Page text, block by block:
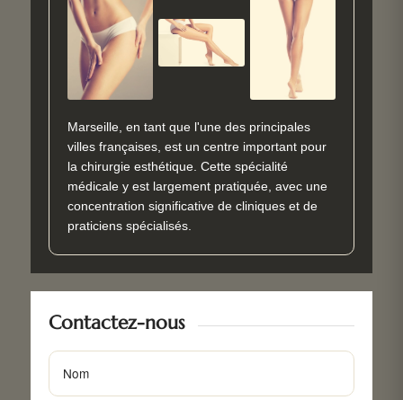
Marseille, en tant que l'une des principales
villes françaises, est un centre important pour
la chirurgie esthétique. Cette spécialité
médicale y est largement pratiquée, avec une
concentration significative de cliniques et de
praticiens spécialisés.
Contactez-nous